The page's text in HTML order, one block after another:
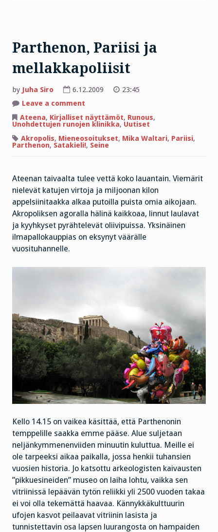
Parthenon, Pariisi ja
mellakkapoliisit
by Juha Siro 6.12.2009
23:45
Leave a comment
Pariisi
ja
mellakkapoliisit
Ateena, Kirjalliset näyttämöt, Runous,
Unohdettujen runojen klinikka, Uutiset
Akropolis, Mieneosoitukset, Mika Waltari, Pariisi,
Parthenon, Satakieli!, Seine
Ateenan taivaalta tulee vettä koko lauantain. Viemärit
nielevät katujen virtoja ja miljoonan kilon
appelsiinitaakka alkaa putoilla puista omia aikojaan.
Akropoliksen agoralla hälinä kaikkoaa, linnut laulavat
ja kyyhkyset pyrähtelevät oliivipuissa. Yksinäinen
ilmapallokauppias on eksynyt väärälle
vuosituhannelle.
Kello 14.15 on vaikea käsittää, että Parthenonin
temppelille saakka emme pääse. Alue suljetaan
neljänkymmenenviiden minuutin kuluttua. Meille ei
ole tarpeeksi aikaa paikalla, jossa henkii tuhansien
vuosien historia. Jo katsottu arkeologisten kaivausten
”pikkuesineiden” museo on laiha lohtu, vaikka sen
vitriinissä lepäävän tytön reliikki yli 2500 vuoden takaa
ei voi olla tekemättä haavaa. Kännykkäkulttuurin
ufojen kasvot peilaavat vitriinin lasista ja
tunnistettavin osa lapsen luurangosta on hampaiden